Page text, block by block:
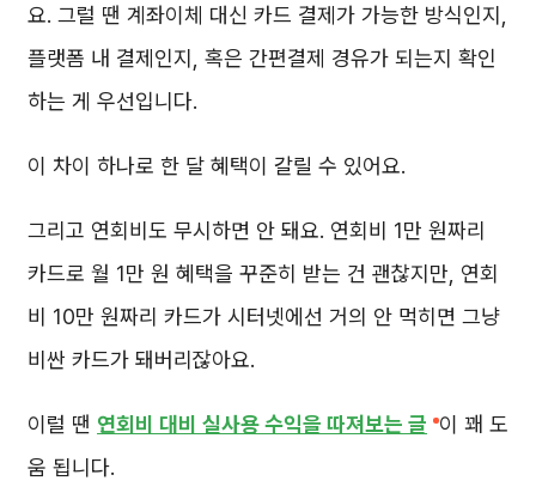
요. 그럴 땐 계좌이체 대신 카드 결제가 가능한 방식인지,
플랫폼 내 결제인지, 혹은 간편결제 경유가 되는지 확인
하는 게 우선입니다.
이 차이 하나로 한 달 혜택이 갈릴 수 있어요.
그리고 연회비도 무시하면 안 돼요. 연회비 1만 원짜리
카드로 월 1만 원 혜택을 꾸준히 받는 건 괜찮지만, 연회
비 10만 원짜리 카드가 시터넷에선 거의 안 먹히면 그냥
비싼 카드가 돼버리잖아요.
이럴 땐 연회비 대비 실사용 수익을 따져보는 글 이 꽤 도
움 됩니다.